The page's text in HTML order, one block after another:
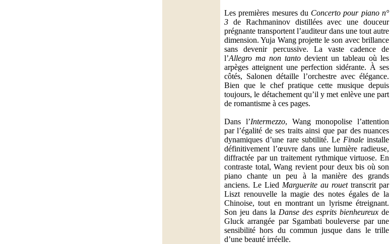
Les premières mesures du Concerto pour piano n°
3 de Rachmaninov distillées avec une douceur
prégnante transportent l’auditeur dans une tout autre
dimension. Yuja Wang projette le son avec brillance
sans devenir percussive. La vaste cadence de
l’Allegro ma non tanto devient un tableau où les
arpèges atteignent une perfection sidérante. À ses
côtés, Salonen détaille l’orchestre avec élégance.
Bien que le chef pratique cette musique depuis
toujours, le détachement qu’il y met enlève une part
de romantisme à ces pages.
Dans l’Intermezzo, Wang monopolise l’attention
par l’égalité de ses traits ainsi que par des nuances
dynamiques d’une rare subtilité. Le Finale installe
définitivement l’œuvre dans une lumière radieuse,
diffractée par un traitement rythmique virtuose. En
contraste total, Wang revient pour deux bis où son
piano chante un peu à la manière des grands
anciens. Le Lied Marguerite au rouettranscrit par
Liszt renouvelle la magie des notes égales de la
Chinoise, tout en montrant un lyrisme étreignant.
Son jeu dans la Danse des esprits bienheureux de
Gluck arrangée par Sgambati bouleverse par une
sensibilité hors du commun jusque dans le trille
d’une beauté irréelle.